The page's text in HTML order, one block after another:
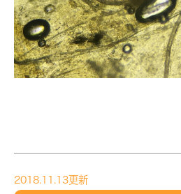
2018.11.13更新